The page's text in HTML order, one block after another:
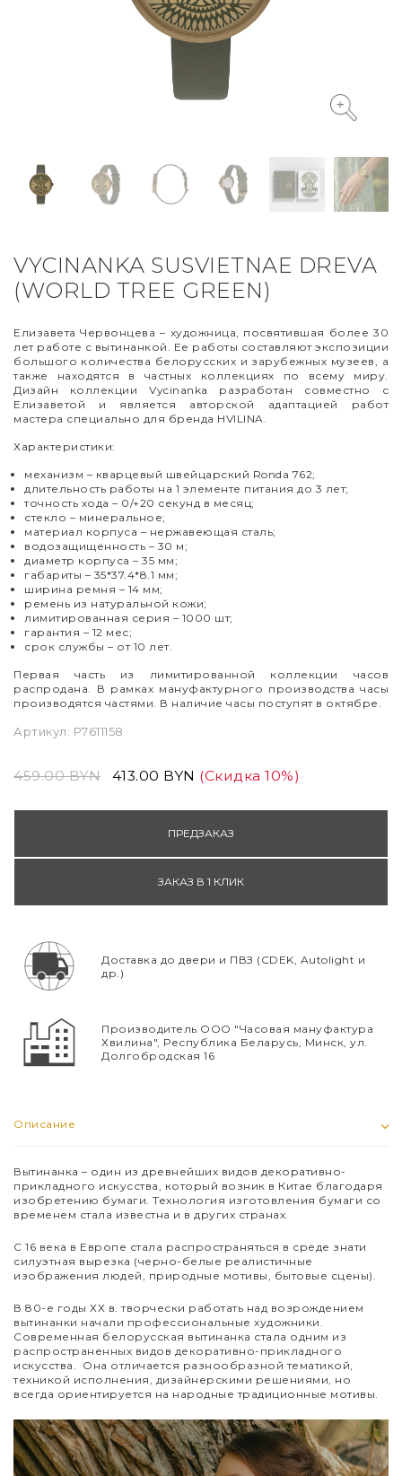
VYCINANKA SUSVIETNAE DREVA
(WORLD TREE GREEN)
Елизавета Червонцева – художница, посвятившая более 30
лет работе с вытинанкой. Ее работы составляют экспозиции
большого количества белорусских и зарубежных музеев, а
также находятся в частных коллекциях по всему миру.
Дизайн коллекции Vycinanka разработан совместно с
Елизаветой и является авторской адаптацией работ
мастера специально для бренда HVILINA.
Характеристики:
механизм – кварцевый швейцарский Ronda 762;
длительность работы на 1 элементе питания до 3 лет;
точность хода – 0/+20 секунд в месяц;
стекло – минеральное;
материал корпуса – нержавеющая сталь;
водозащищенность – 30 м;
диаметр корпуса – 35 мм;
габариты – 35*37.4*8.1 мм;
ширина ремня – 14 мм;
ремень из натуральной кожи;
лимитированная серия – 1000 шт;
гарантия – 12 мес;
срок службы – от 10 лет.
Первая часть из лимитированной коллекции часов
распродана. В рамках мануфактурного производства часы
производятся частями. В наличие часы поступят в октябре.
Артикул: P7611158
459.00 BYN 413.00 BYN (Скидка 10%)
ПРЕДЗАКАЗ
ЗАКАЗ В 1 КЛИК
Доставка до двери и ПВЗ (CDEK, Autolight и
др.)
Производитель ООО "Часовая мануфактура
Хвилина", Республика Беларусь, Минск, ул.
Долгобродская 16
Описание
Вытинанка – один из древнейших видов декоративно-
прикладного искусства, который возник в Китае благодаря
изобретению бумаги. Технология изготовления бумаги со
временем стала известна и в других странах.
С 16 века в Европе стала распространяться в среде знати
силуэтная вырезка (черно-белые реалистичные
изображения людей, природные мотивы, бытовые сцены).
В 80-е годы ХХ в. творчески работать над возрождением
вытинанки начали профессиональные художники.
Современная белорусская вытинанка стала одним из
распространенных видов декоративно-прикладного
искусства. Она отличается разнообразной тематикой,
техникой исполнения, дизайнерскими решениями, но
всегда ориентируется на народные традиционные мотивы.